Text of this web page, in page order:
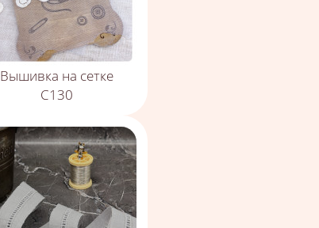
Вышивка на сетке
С130